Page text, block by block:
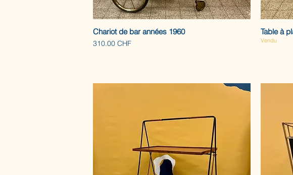
Chariot de bar années 1960
Prix
310.00 CHF
Table à
Vendu